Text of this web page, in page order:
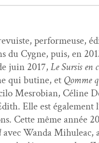
per­formeuse,
du Cygne, puis, en
juin 2017, Le Sur­sis en
qui butine, et Qomme
Mes­ro­bian, Céline
Elle est égale­ment
Cette même année
avec Wan­da Mihuleac,